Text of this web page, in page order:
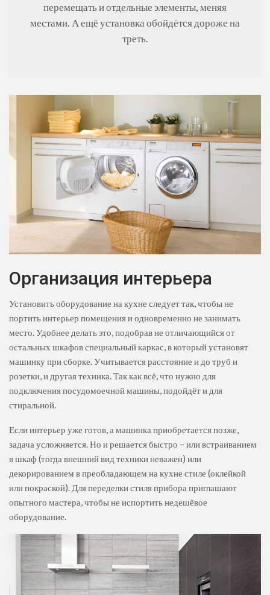
перемещать и отдельные элементы, меняя
местами. А ещё установка обойдётся дороже на
треть.
Организация интерьера
Установить оборудование на кухне следует так, чтобы не
портить интерьер помещения и одновременно не занимать
место. Удобнее делать это, подобрав не отличающийся от
остальных шкафов специальный каркас, в который установят
машинку при сборке. Учитывается расстояние и до труб и
розетки, и другая техника. Так как всё, что нужно для
подключения посудомоечной машины, подойдёт и для
стиральной.
Если интерьер уже готов, а машинка приобретается позже,
задача усложняется. Но и решается быстро – или встраиванием
в шкаф (тогда внешний вид техники неважен) или
декорированием в преобладающем на кухне стиле (оклейкой
или покраской). Для переделки стиля прибора приглашают
опытного мастера, чтобы не испортить недешёвое
оборудование.